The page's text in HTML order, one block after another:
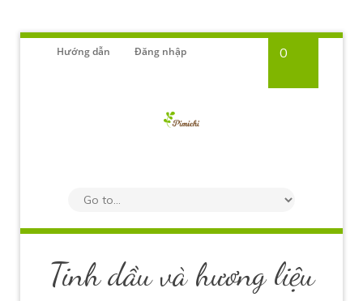
Hướng dẫn Đăng nhập 0
Tinh dầu và hương liệu